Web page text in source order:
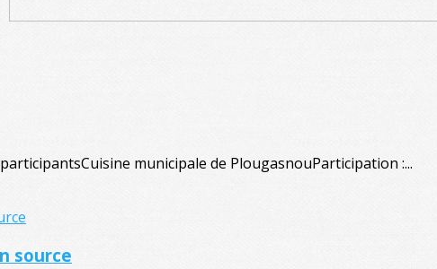
municipale de PlougasnouParticipation :...
source